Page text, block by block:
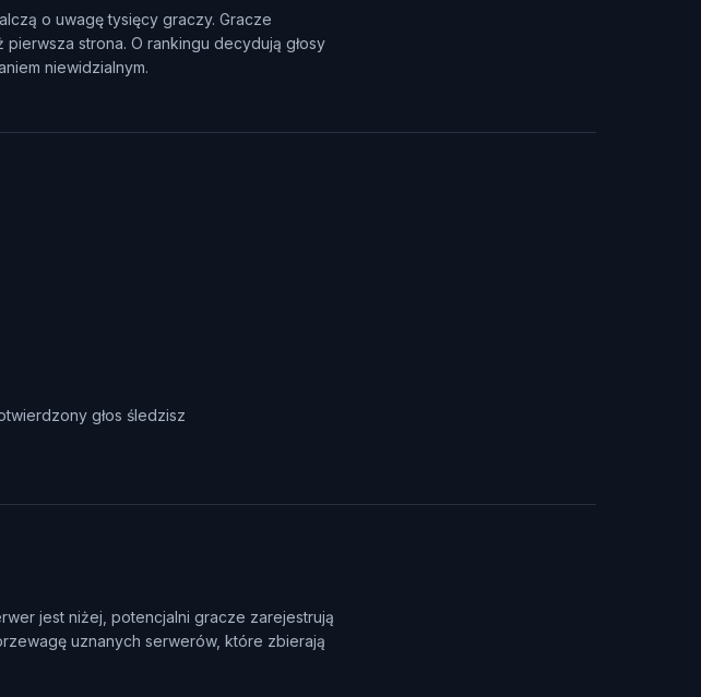
o uwagę tysięcy graczy. Gracze
strona. O rankingu decydują głosy
niewidzialnym.
głos śledzisz
jest niżej, potencjalni gracze zarejestrują
uznanych serwerów, które zbierają